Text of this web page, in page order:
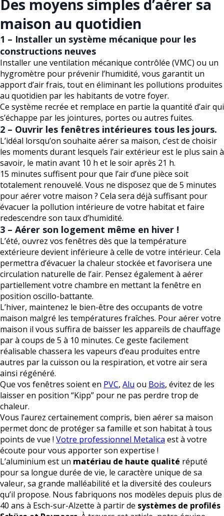
Des moyens simples d’aérer sa
maison au quotidien
1 – Installer un système mécanique pour les
constructions neuves
Installer une ventilation mécanique contrôlée (VMC) ou un
hygromètre pour prévenir l’humidité, vous garantit un
apport d’air frais, tout en éliminant les pollutions produites
au quotidien par les habitants de votre foyer.
Ce système recrée et remplace en partie la quantité d’air qui
s’échappe par les jointures, portes ou autres fuites.
2 – Ouvrir les fenêtres intérieures tous les jours.
L’idéal lorsqu’on souhaite aérer sa maison, c’est de choisir
les moments durant lesquels l’air extérieur est le plus sain à
savoir, le matin avant 10 h et le soir après 21 h.
15 minutes suffisent pour que l’air d’une pièce soit
totalement renouvelé. Vous ne disposez que de 5 minutes
pour aérer votre maison ? Cela sera déjà suffisant pour
évacuer la pollution intérieure de votre habitat et faire
redescendre son taux d’humidité.
3 – Aérer son logement même en hiver !
L’été, ouvrez vos fenêtres dès que la température
extérieure devient inférieure à celle de votre intérieur. Cela
permettra d’évacuer la chaleur stockée et favorisera une
circulation naturelle de l’air. Pensez également à aérer
partiellement votre chambre en mettant la fenêtre en
position oscillo-battante.
L’hiver, maintenez le bien-être des occupants de votre
maison malgré les températures fraîches. Pour aérer votre
maison il vous suffira de baisser les appareils de chauffage
par à coups de 5 à 10 minutes. Ce geste facilement
réalisable chassera les vapeurs d’eau produites entre
autres par la cuisson ou la respiration, et votre air sera
ainsi régénéré.
Que vos fenêtres soient en PVC, Alu ou Bois, évitez de les
laisser en position “Kipp” pour ne pas perdre trop de
chaleur.
Vous l’aurez certainement compris, bien aérer sa maison
permet donc de protéger sa famille et son habitat à tous
points de vue ! Votre professionnel Metalica est à votre
écoute pour vous apporter son expertise !
L’aluminium est un matériau de haute qualité réputé
pour sa longue durée de vie, le caractère unique de sa
valeur, sa grande malléabilité et la diversité des couleurs
qu’il propose. Nous fabriquons nos modèles depuis plus de
40 ans à Esch-sur-Alzette à partir de systèmes de profilés